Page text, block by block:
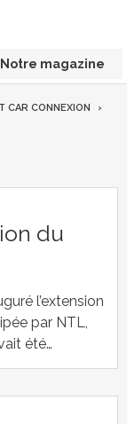
Notre magazine
CAR CONNEXION
du
l’extension
par NTL,
été…